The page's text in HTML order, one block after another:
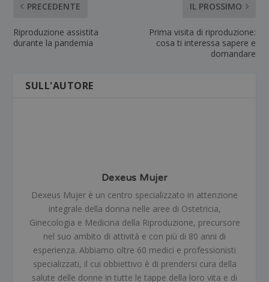
PRECEDENTE
Riproduzione assistita
durante la pandemia
IL PROSSIMO
Prima visita di riproduzione:
cosa ti interessa sapere e
domandare
SULL'AUTORE
Dexeus Mujer
Dexeus Mujer è un centro specializzato in attenzione
integrale della donna nelle aree di Ostetricia,
Ginecologia e Medicina della Riproduzione, precursore
nel suo ambito di attività e con più di 80 anni di
esperienza. Abbiamo oltre 60 medici e professionisti
specializzati, il cui obbiettivo è di prendersi cura della
salute delle donne in tutte le tappe della loro vita e di